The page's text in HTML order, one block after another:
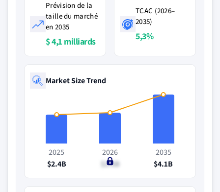
Prévision de la
taille du marché
en 2035
$ 4,1 milliards
TCAC (2026–
2035)
5,3%
Market Size Trend
2025
$2.4B
2026
$2.6B
2035
$4.1B